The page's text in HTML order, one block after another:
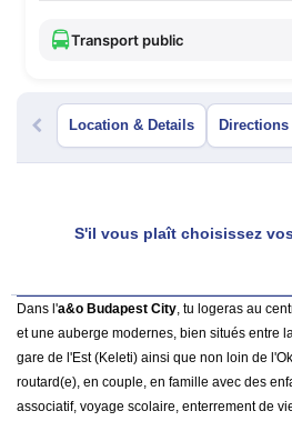
Transport public
Location & Details Directions
S'il vous plaît choisissez
Dans l'a&o Budapest City, tu logeras au
et une auberge modernes, bien situés entre
gare de l'Est (Keleti) ainsi que non loin de
routard(e), en couple, en famille avec des
associatif, voyage scolaire, enterrement de